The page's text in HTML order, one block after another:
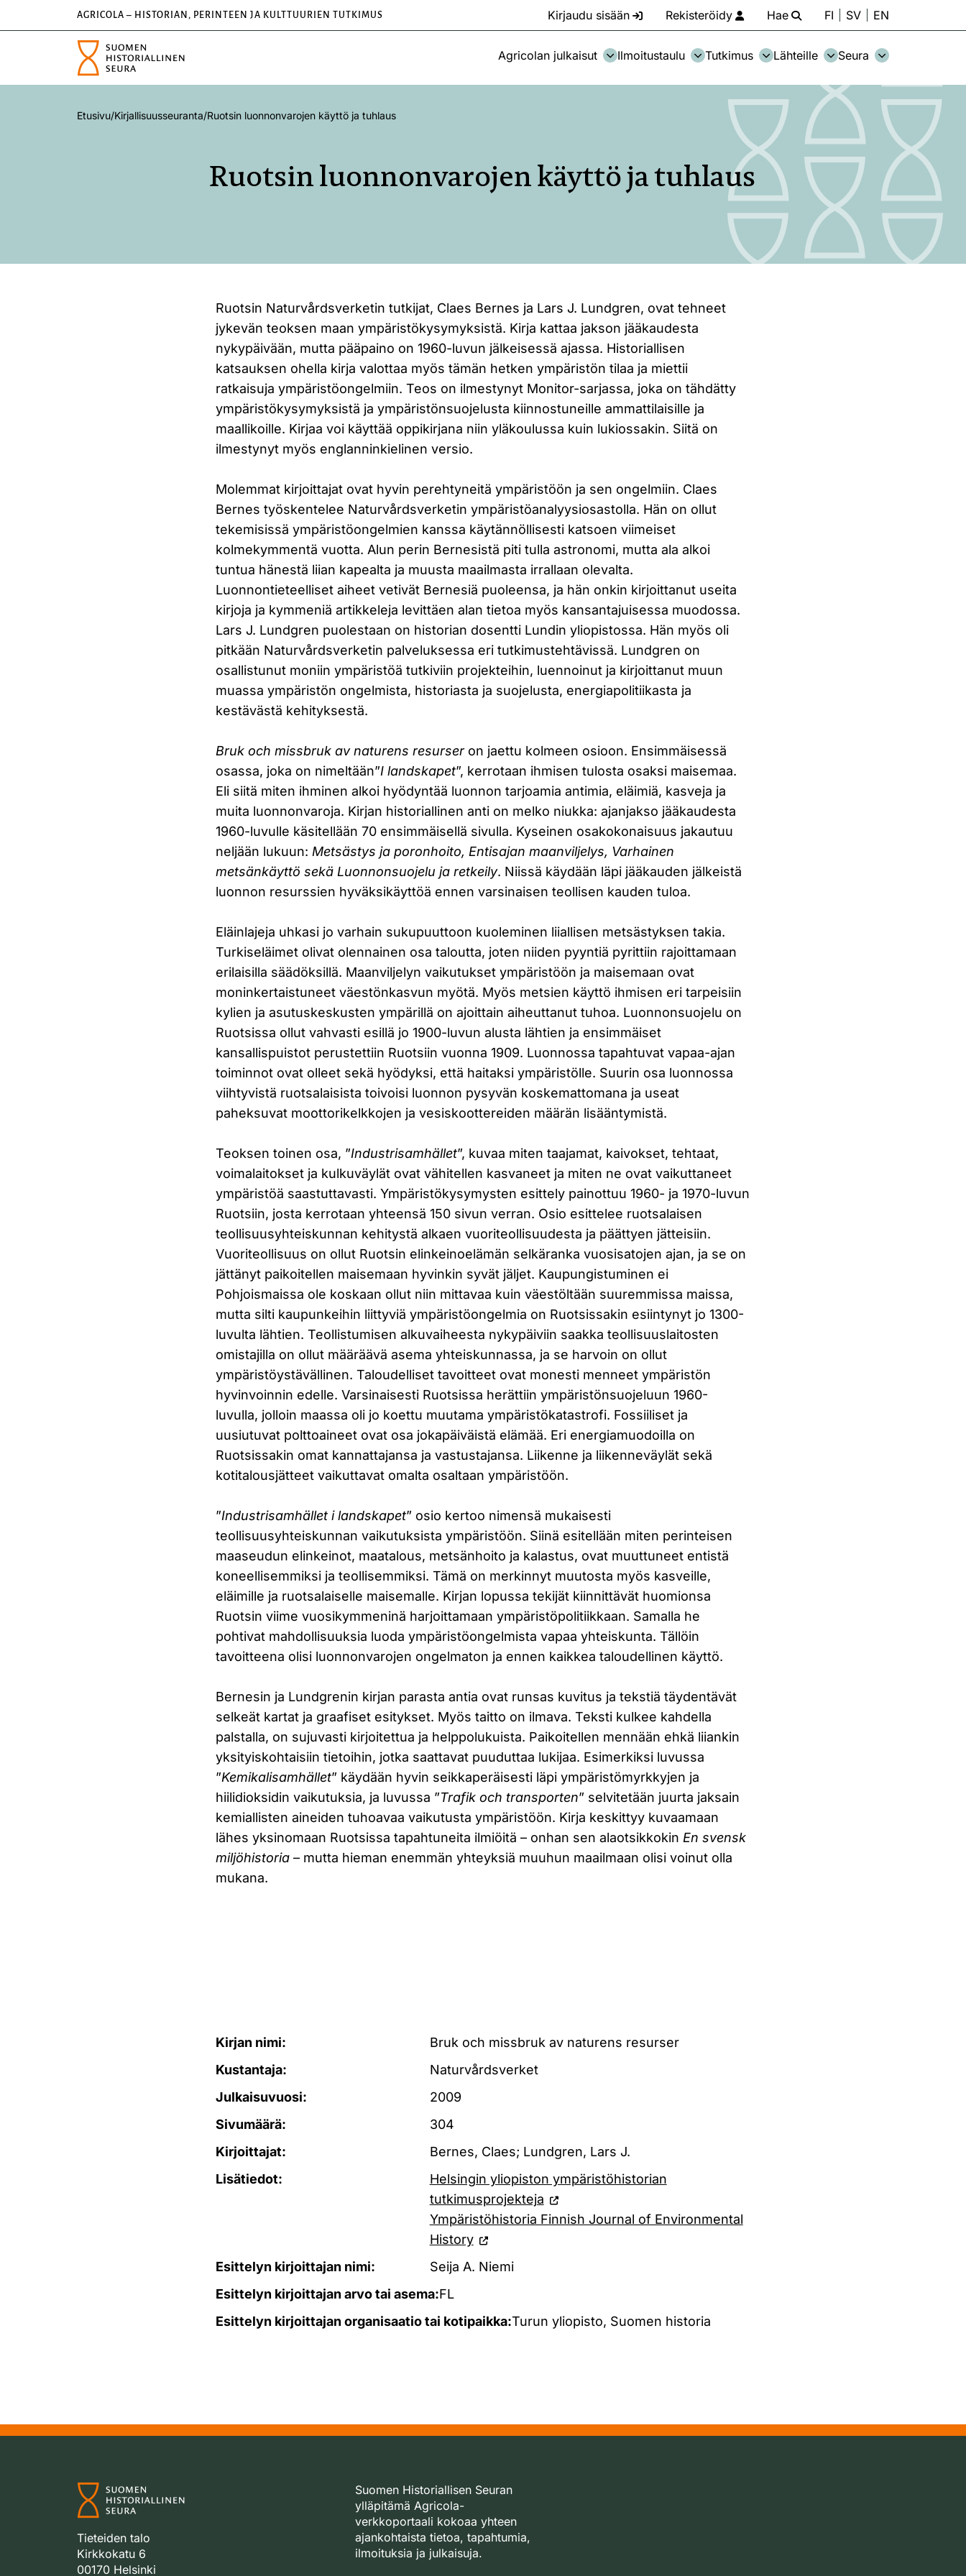
AGRICOLA – HISTORIAN, PERINTEEN JA KULTTUURIEN TUTKIMUS Kirjaudu sisään Rekisteröidy Hae FI SV EN
Agricolan julkaisut Ilmoitustaulu Tutkimus Lähteille Seura
Etusivu/Kirjallisuusseuranta/Ruotsin luonnonvarojen käyttö ja tuhlaus
Ruotsin luonnonvarojen käyttö ja tuhlaus
Ruotsin Naturvårdsverketin tutkijat, Claes Bernes ja Lars J. Lundgren, ovat tehneet
jykevän teoksen maan ympäristökysymyksistä. Kirja kattaa jakson jääkaudesta
nykypäivään, mutta pääpaino on 1960-luvun jälkeisessä ajassa. Historiallisen
katsauksen ohella kirja valottaa myös tämän hetken ympäristön tilaa ja miettii
ratkaisuja ympäristöongelmiin. Teos on ilmestynyt Monitor-sarjassa, joka on tähdätty
ympäristökysymyksistä ja ympäristönsuojelusta kiinnostuneille ammattilaisille ja
maallikoille. Kirjaa voi käyttää oppikirjana niin yläkoulussa kuin lukiossakin. Siitä on
ilmestynyt myös englanninkielinen versio.
Molemmat kirjoittajat ovat hyvin perehtyneitä ympäristöön ja sen ongelmiin. Claes
Bernes työskentelee Naturvårdsverketin ympäristöanalyysiosastolla. Hän on ollut
tekemisissä ympäristöongelmien kanssa käytännöllisesti katsoen viimeiset
kolmekymmentä vuotta. Alun perin Bernesistä piti tulla astronomi, mutta ala alkoi
tuntua hänestä liian kapealta ja muusta maailmasta irrallaan olevalta.
Luonnontieteelliset aiheet vetivät Bernesiä puoleensa, ja hän onkin kirjoittanut useita
kirjoja ja kymmeniä artikkeleja levittäen alan tietoa myös kansantajuisessa muodossa.
Lars J. Lundgren puolestaan on historian dosentti Lundin yliopistossa. Hän myös oli
pitkään Naturvårdsverketin palveluksessa eri tutkimustehtävissä. Lundgren on
osallistunut moniin ympäristöä tutkiviin projekteihin, luennoinut ja kirjoittanut muun
muassa ympäristön ongelmista, historiasta ja suojelusta, energiapolitiikasta ja
kestävästä kehityksestä.
Bruk och missbruk av naturens resurseron jaettu kolmeen osioon. Ensimmäisessä
osassa, joka on nimeltään”I landskapet”, kerrotaan ihmisen tulosta osaksi maisemaa.
Eli siitä miten ihminen alkoi hyödyntää luonnon tarjoamia antimia, eläimiä, kasveja ja
muita luonnonvaroja. Kirjan historiallinen anti on melko niukka: ajanjakso jääkaudesta
1960-luvulle käsitellään 70 ensimmäisellä sivulla. Kyseinen osakokonaisuus jakautuu
neljään lukuun: Metsästys ja poronhoito, Entisajan maanviljelys, Varhainen
metsänkäyttö sekä Luonnonsuojelu ja retkeily. Niissä käydään läpi jääkauden jälkeistä
luonnon resurssien hyväksikäyttöä ennen varsinaisen teollisen kauden tuloa.
Eläinlajeja uhkasi jo varhain sukupuuttoon kuoleminen liiallisen metsästyksen takia.
Turkiseläimet olivat olennainen osa taloutta, joten niiden pyyntiä pyrittiin rajoittamaan
erilaisilla säädöksillä. Maanviljelyn vaikutukset ympäristöön ja maisemaan ovat
moninkertaistuneet väestönkasvun myötä. Myös metsien käyttö ihmisen eri tarpeisiin
kylien ja asutuskeskusten ympärillä on ajoittain aiheuttanut tuhoa. Luonnonsuojelu on
Ruotsissa ollut vahvasti esillä jo 1900-luvun alusta lähtien ja ensimmäiset
kansallispuistot perustettiin Ruotsiin vuonna 1909. Luonnossa tapahtuvat vapaa-ajan
toiminnot ovat olleet sekä hyödyksi, että haitaksi ympäristölle. Suurin osa luonnossa
viihtyvistä ruotsalaisista toivoisi luonnon pysyvän koskemattomana ja useat
paheksuvat moottorikelkkojen ja vesiskoottereiden määrän lisääntymistä.
Teoksen toinen osa, ”Industrisamhället”, kuvaa miten taajamat, kaivokset, tehtaat,
voimalaitokset ja kulkuväylät ovat vähitellen kasvaneet ja miten ne ovat vaikuttaneet
ympäristöä saastuttavasti. Ympäristökysymysten esittely painottuu 1960- ja 1970-luvun
Ruotsiin, josta kerrotaan yhteensä 150 sivun verran. Osio esittelee ruotsalaisen
teollisuusyhteiskunnan kehitystä alkaen vuoriteollisuudesta ja päättyen jätteisiin.
Vuoriteollisuus on ollut Ruotsin elinkeinoelämän selkäranka vuosisatojen ajan, ja se on
jättänyt paikoitellen maisemaan hyvinkin syvät jäljet. Kaupungistuminen ei
Pohjoismaissa ole koskaan ollut niin mittavaa kuin väestöltään suuremmissa maissa,
mutta silti kaupunkeihin liittyviä ympäristöongelmia on Ruotsissakin esiintynyt jo 1300-
luvulta lähtien. Teollistumisen alkuvaiheesta nykypäiviin saakka teollisuuslaitosten
omistajilla on ollut määräävä asema yhteiskunnassa, ja se harvoin on ollut
ympäristöystävällinen. Taloudelliset tavoitteet ovat monesti menneet ympäristön
hyvinvoinnin edelle. Varsinaisesti Ruotsissa herättiin ympäristönsuojeluun 1960-
luvulla, jolloin maassa oli jo koettu muutama ympäristökatastrofi. Fossiiliset ja
uusiutuvat polttoaineet ovat osa jokapäiväistä elämää. Eri energiamuodoilla on
Ruotsissakin omat kannattajansa ja vastustajansa. Liikenne ja liikenneväylät sekä
kotitalousjätteet vaikuttavat omalta osaltaan ympäristöön.
”Industrisamhället i landskapet” osio kertoo nimensä mukaisesti
teollisuusyhteiskunnan vaikutuksista ympäristöön. Siinä esitellään miten perinteisen
maaseudun elinkeinot, maatalous, metsänhoito ja kalastus, ovat muuttuneet entistä
koneellisemmiksi ja teollisemmiksi. Tämä on merkinnyt muutosta myös kasveille,
eläimille ja ruotsalaiselle maisemalle. Kirjan lopussa tekijät kiinnittävät huomionsa
Ruotsin viime vuosikymmeninä harjoittamaan ympäristöpolitiikkaan. Samalla he
pohtivat mahdollisuuksia luoda ympäristöongelmista vapaa yhteiskunta. Tällöin
tavoitteena olisi luonnonvarojen ongelmaton ja ennen kaikkea taloudellinen käyttö.
Bernesin ja Lundgrenin kirjan parasta antia ovat runsas kuvitus ja tekstiä täydentävät
selkeät kartat ja graafiset esitykset. Myös taitto on ilmava. Teksti kulkee kahdella
palstalla, on sujuvasti kirjoitettua ja helppolukuista. Paikoitellen mennään ehkä liiankin
yksityiskohtaisiin tietoihin, jotka saattavat puuduttaa lukijaa. Esimerkiksi luvussa
”Kemikalisamhället” käydään hyvin seikkaperäisesti läpi ympäristömyrkkyjen ja
hiilidioksidin vaikutuksia, ja luvussa ”Trafik och transporten” selvitetään juurta jaksain
kemiallisten aineiden tuhoavaa vaikutusta ympäristöön. Kirja keskittyy kuvaamaan
lähes yksinomaan Ruotsissa tapahtuneita ilmiöitä – onhan sen alaotsikkokin En svensk
miljöhistoria – mutta hieman enemmän yhteyksiä muuhun maailmaan olisi voinut olla
mukana.
Kirjan nimi:
Bruk och missbruk av naturens resurser
Kustantaja:
Naturvårdsverket
Julkaisuvuosi:
2009
Sivumäärä:
304
Kirjoittajat:
Bernes, Claes; Lundgren, Lars J.
Lisätiedot:
Helsingin yliopiston ympäristöhistorian
tutkimusprojekteja
Ympäristöhistoria Finnish Journal of Environmental
History
Esittelyn kirjoittajan nimi:
Seija A. Niemi
Esittelyn kirjoittajan arvo tai asema:FL
Esittelyn kirjoittajan organisaatio tai kotipaikka:Turun yliopisto, Suomen historia
Tieteiden talo
Kirkkokatu 6
00170 Helsinki
Suomen Historiallisen Seuran
ylläpitämä Agricola-
verkkoportaali kokoaa yhteen
ajankohtaista tietoa, tapahtumia,
ilmoituksia ja julkaisuja.